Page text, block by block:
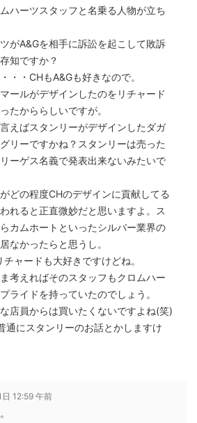
ハーツスタッフと名乗る人物が立ち
がA&Gを相手に訴訟を起こして敗訴
知ですか？
・・CHもA&Gも好きなので。
ールがデザインしたのをリチャード
たかららしいですが。
えばスタンリーがデザインしたダガ
リーですかね？スタンリーは売った
ーゲス名義で発表出来ないみたいで
どの程度CHのデザインに貢献してる
れると正直微妙だと思いますよ。ス
カムホートといったシルバー業界の
なかったらと思うし。
チャードも大好きですけどね。
考えればそのスタッフもクロムハー
ライドを持っていたのでしょう。
店員からは買いたくないですよね(笑)
通にスタンリーのお話とかしますけ
12:59 午前